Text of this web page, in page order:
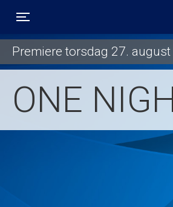
Premiere torsdag 27. august
ONE